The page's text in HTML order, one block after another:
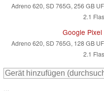
Adreno 620, SD 765G, 256 GB
2.1
Google Pixel
Adreno 620, SD 765G, 128 GB
2.1